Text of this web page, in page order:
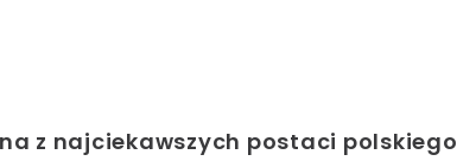
z najciekawszych postaci polskiego